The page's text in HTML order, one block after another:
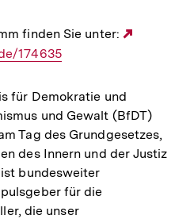
finden Sie unter:
174635
für Demokratie und
und Gewalt (BfDT)
Tag des Grundgesetzes,
des Innern und der Justiz
bundesweiter
für die
die unser